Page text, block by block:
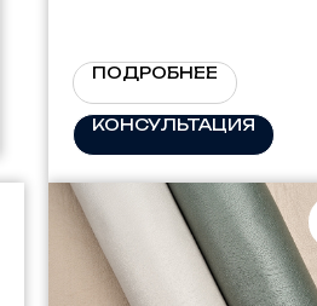
ПОДРОБНЕЕ
КОНСУЛЬТАЦИЯ